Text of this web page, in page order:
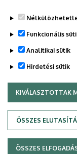
Adatvédelem
Funkcionális
Analitikai sütik
Hirdetési sütik
KIVÁLASZTOTTAK
ÖSSZES
WITHDRAW
ÖSSZES